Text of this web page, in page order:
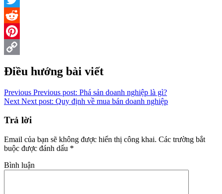
Twitter
Reddit
Pinterest
Điều hướng bài viết
Previous Previous post: Phá sản doanh nghiệp là gì?
Next Next post: Quy định về mua bán doanh nghiệp
Trả lời
Email của bạn sẽ không được hiển thị công khai. Các trường bắt
buộc được đánh dấu *
Bình luận